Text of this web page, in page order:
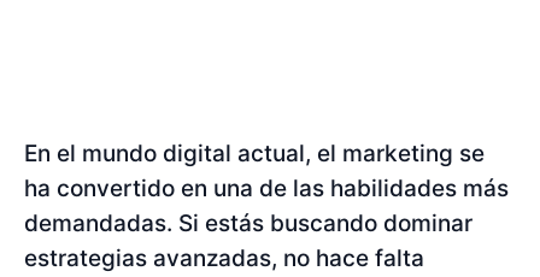
En el mundo digital actual, el marketing se
ha convertido en una de las habilidades más
demandadas. Si estás buscando dominar
estrategias avanzadas, no hace falta